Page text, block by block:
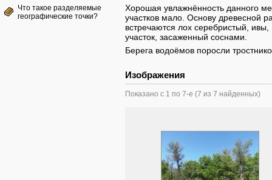
Что такое разделяемые
географические точки?
Хорошая увлажнённость данного
участков мало. Основу древесной
встречаются лох серебристый,
участок, засаженный соснами.
Берега водоёмов поросли
Изображения
Показано с 1 по 7-е (7 из 7 найденных)